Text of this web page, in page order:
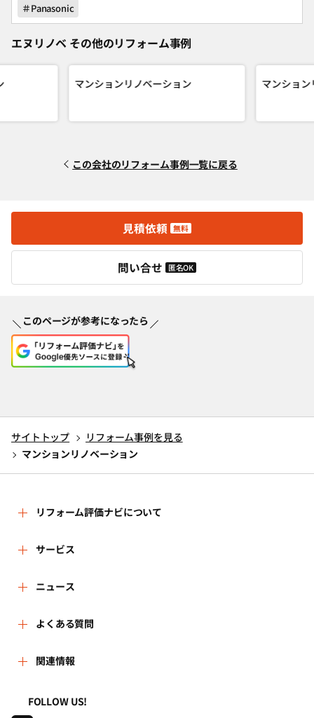
＃Panasonic
エヌリノベ その他のリフォーム事例
マンションリノベーション マンション
この会社のリフォーム事例一覧に戻る
見積依頼 無料
問い合せ 匿名OK
このページが参考になったら
サイトトップ
リフォーム事例を見る
マンションリノベーション
リフォーム評価ナビについて
リフォーム評価ナビとは
運営体制
はじめての方へ
事務局へのお問い合せ
地域の相談窓口のみなさまへ
サービス
リフォーム会社を探す
リフォーム事例を見る
リフォームを相談する
リフォームを学ぶ
ニュース
新着情報
講習会・セミナー
連携機関・企業・団体トピックス
よくある質問
よくある質問
利用規約
関連情報
一般財団法人住まいづくりナビセンター
FOLLOW US!